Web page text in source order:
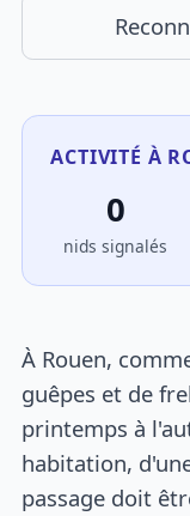
ACTIVITÉ À
0
nids signalés
À Rouen,
guêpes et de
printemps à
habitation,
passage doit